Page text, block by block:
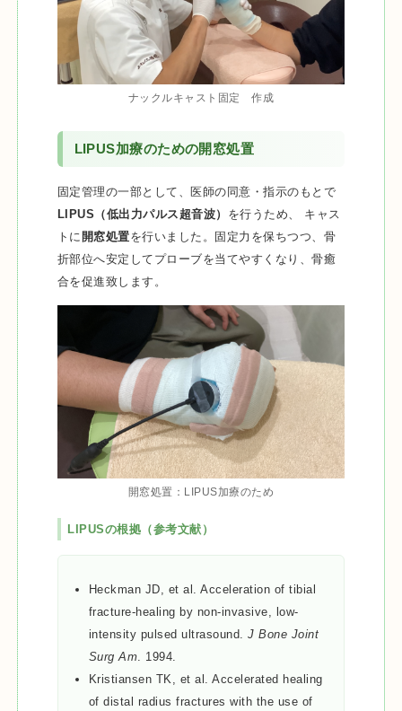
ナックルキャスト固定 作成
LIPUS加療のための開窓処置
固定管理の一部として、医師の同意・指示のもとで
LIPUS（低出力パルス超音波） を行うため、 キャス
トに 開窓処置を行いました。固定力を保ちつつ、骨
折部位へ安定してプローブを当てやすくなり、骨癒
合を促進致します。
開窓処置：LIPUS加療のため
LIPUSの根拠（参考文献）
Heckman JD, et al. Acceleration of tibial
fracture-healing by non-invasive, low-
intensity pulsed ultrasound.J Bone Joint
Surg Am . 1994.
Kristiansen TK, et al. Accelerated healing
of distal radius fractures with the use of